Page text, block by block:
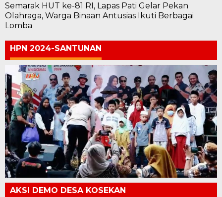
Semarak HUT ke-81 RI, Lapas Pati Gelar Pekan
Olahraga, Warga Binaan Antusias Ikuti Berbagai
Lomba
HPN 2024-SANTUNAN
AKSI DEMO DESA KOSEKAN